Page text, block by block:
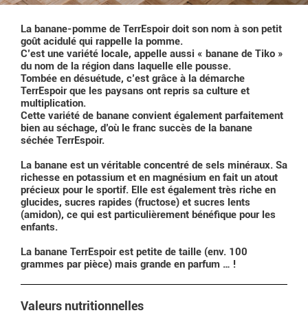
La banane-pomme de TerrEspoir doit son nom à son petit
goût acidulé qui rappelle la pomme.
C’est une variété locale, appelle aussi « banane de Tiko »
du nom de la région dans laquelle elle pousse.
Tombée en désuétude, c’est grâce à la démarche
TerrEspoir que les paysans ont repris sa culture et
multiplication.
Cette variété de banane convient également parfaitement
bien au séchage, d’où le franc succès de la banane
séchée TerrEspoir.
La banane est un véritable concentré de sels minéraux. Sa
richesse en potassium et en magnésium en fait un atout
précieux pour le sportif. Elle est également très riche en
glucides, sucres rapides (fructose) et sucres lents
(amidon), ce qui est particulièrement bénéfique pour les
enfants.
La banane TerrEspoir est petite de taille (env. 100
grammes par pièce) mais grande en parfum … !
Valeurs nutritionnelles